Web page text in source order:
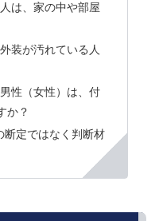
は、家の中や部屋
装が汚れている人
性（女性）は、付
か？
断定ではなく判断材